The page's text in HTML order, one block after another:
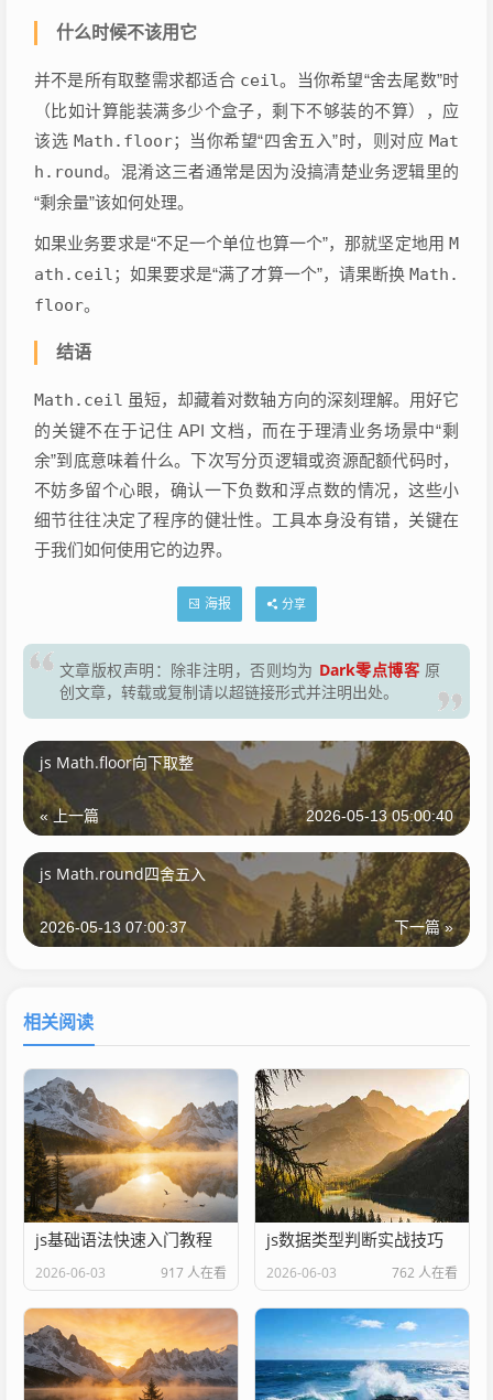
什么时候不该用它
并不是所有取整需求都适合 ceil。当你希望“舍去尾数”时
（比如计算能装满多少个盒子，剩下不够装的不算），应
该选 Math.floor；当你希望“四舍五入”时，则对应Mat
h.round。混淆这三者通常是因为没搞清楚业务逻辑里的
“剩余量”该如何处理。
如果业务要求是“不足一个单位也算一个”，那就坚定地用 M
ath.ceil；如果要求是“满了才算一个”，请果断换 Math.
floor。
结语
Math.ceil 虽短，却藏着对数轴方向的深刻理解。用好它
的关键不在于记住 API 文档，而在于理清业务场景中“剩
余”到底意味着什么。下次写分页逻辑或资源配额代码时，
不妨多留个心眼，确认一下负数和浮点数的情况，这些小
细节往往决定了程序的健壮性。工具本身没有错，关键在
于我们如何使用它的边界。
海报 分享
文章版权声明：除非注明，否则均为 Dark零点博客 原
创文章，转载或复制请以超链接形式并注明出处。
js Math.floor向下取整
« 上一篇 2026-05-13 05:00:40
js Math.round四舍五入
下一篇 »
2026-05-13 07:00:37
相关阅读
js基础语法快速入门教程
2026-06-03 917 人在看
js数据类型判断实战技巧
2026-06-03 762 人在看